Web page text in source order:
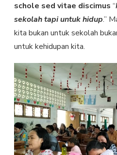
schole sed vitae discimus “
sekolah tapi untuk hidup.”
kita bukan untuk sekolah
untuk kehidupan kita.